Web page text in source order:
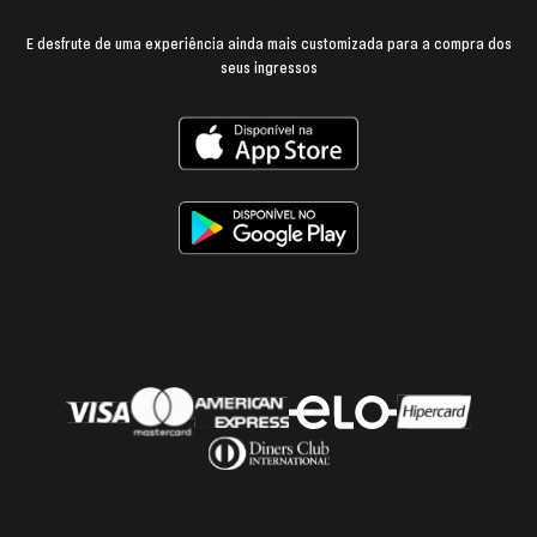
E desfrute de uma experiência ainda mais customizada para a compra dos
seus ingressos